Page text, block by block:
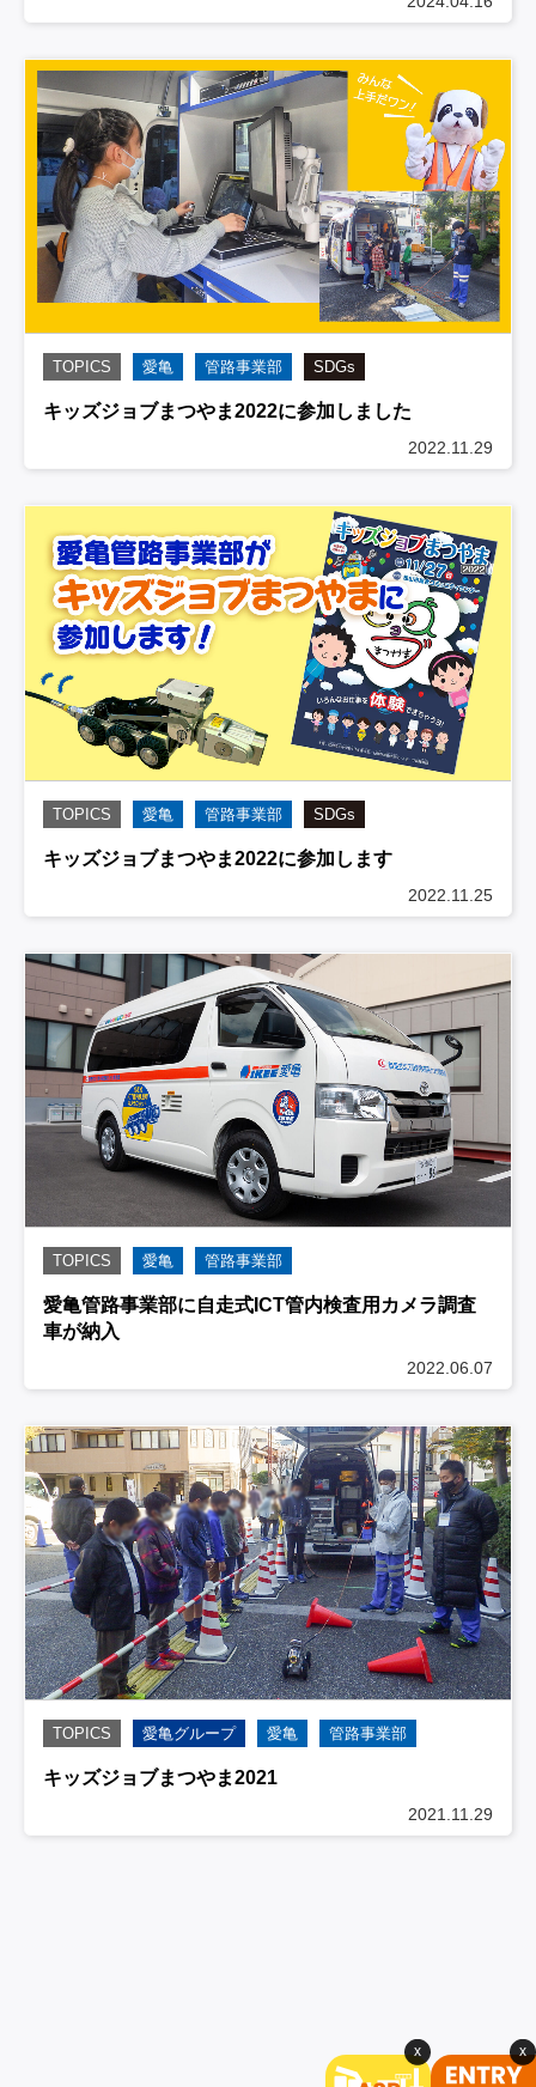
TOPICS 愛亀 管路事業部 SDGs
キッズジョブまつやま2022に参加しました
2022.11.29
TOPICS 愛亀 管路事業部 SDGs
キッズジョブまつやま2022に参加します
2022.11.25
TOPICS 愛亀 管路事業部
愛亀管路事業部に自走式ICT管内検査用カメラ調査
車が納入
2022.06.07
TOPICS 愛亀グループ 愛亀 管路事業部
キッズジョブまつやま2021
2021.11.29